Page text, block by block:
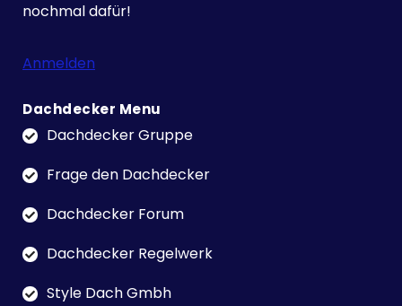
nochmal dafür!
Anmelden
Dachdecker Menu
Dachdecker Gruppe
Frage den Dachdecker
Dachdecker Forum
Dachdecker Regelwerk
Style Dach Gmbh